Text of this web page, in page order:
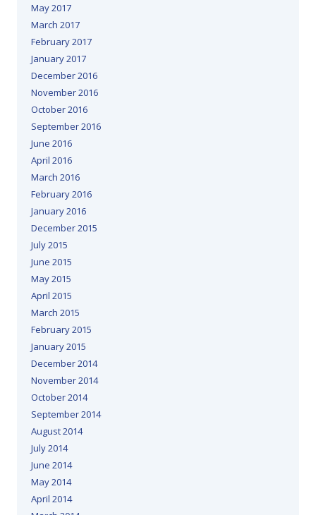
May 2017
March 2017
February 2017
January 2017
December 2016
November 2016
October 2016
September 2016
June 2016
April 2016
March 2016
February 2016
January 2016
December 2015
July 2015
June 2015
May 2015
April 2015
March 2015
February 2015
January 2015
December 2014
November 2014
October 2014
September 2014
August 2014
July 2014
June 2014
May 2014
April 2014